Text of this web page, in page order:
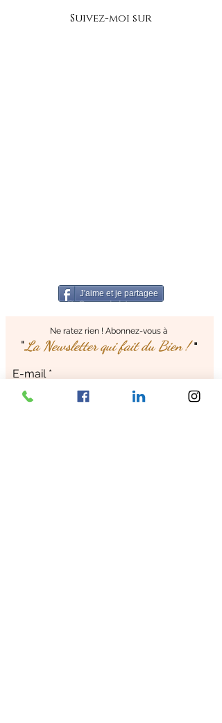
Suivez-moi sur
J'aime et je partagee
Ne ratez rien ! Abonnez-vous à
"La Newsletter qui faitdu Bien ! "
E-mail
© Copyright